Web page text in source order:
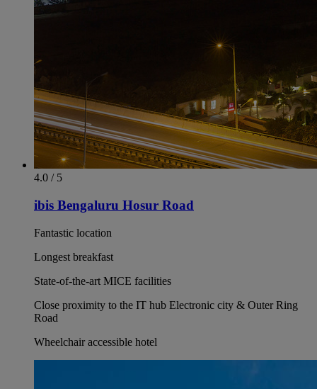
4.0 / 5
ibis Bengaluru Hosur Road
Fantastic location
Longest breakfast
State-of-the-art MICE facilities
Close proximity to the IT hub Electronic city & Outer Ring
Road
Wheelchair accessible hotel